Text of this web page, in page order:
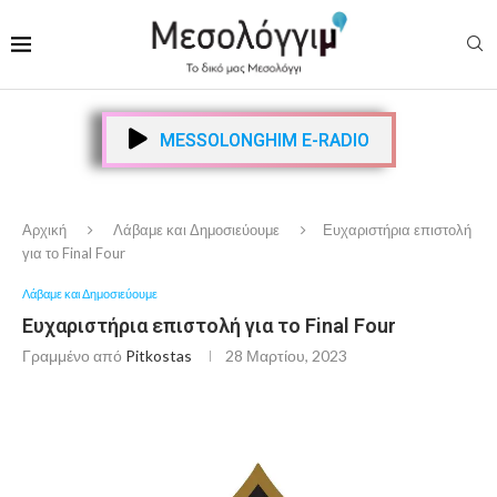
MESSOLONGHIM E-RADIO
Αρχική Λάβαμε και Δημοσιεύουμε
Ευχαριστήρια επιστολή
για το Final Four
Λάβαμε και Δημοσιεύουμε
Ευχαριστήρια επιστολή για το Final Four
Γραμμένο από Pitkostas 28 Μαρτίου, 2023